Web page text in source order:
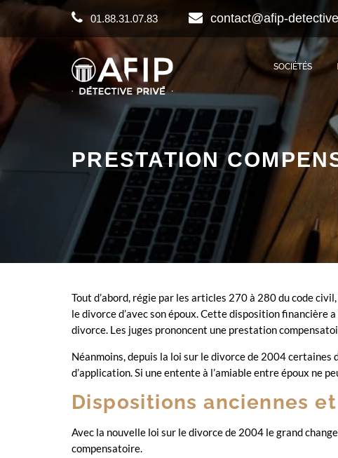
01.88.31.07.83 contact@afip-
SOCIÉTÉS
PRESTATION
Tout d’abord, régie par les articles 270 à 280 du code
le divorce d’avec son époux. Cette disposition
divorce. Les juges prononcent une prestation
Néanmoins, depuis la loi sur le divorce de 2004
d’application. Si une entente à l’amiable entre époux ne
Dispositions anciennes
Avec la nouvelle loi sur le divorce de 2004 le grand
compensatoire.